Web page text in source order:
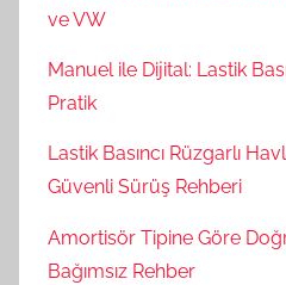
ve VW
Manuel ile Dijital: Lastik
Pratik
Lastik Basıncı Rüzgarlı
Güvenli Sürüş Rehberi
Amortisör Tipine Göre
Bağımsız Rehber